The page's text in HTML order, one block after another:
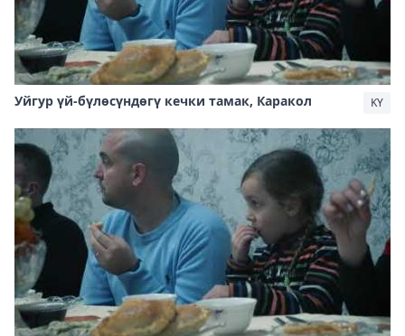
Уйгур үй-бүлөсүндөгү кечки тамак, Каракол KY